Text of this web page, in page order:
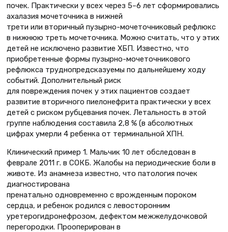
почек. Практически у всех через 5–6 лет сформировались
ахалазия мочеточника в нижней
трети или вторичный пузырно-мочеточниковый рефлюкс
в нижнюю треть мочеточника. Можно считать, что у этих
детей не исключено развитие ХБП. Известно, что
приобретенные формы пузырно-мочеточникового
рефлюкса труднопредсказуемы по дальнейшему ходу
событий. Дополнительный риск
для повреждения почек у этих пациентов создает
развитие вторичного пиелонефрита практически у всех
детей с риском рубцевания почек. Летальность в этой
группе наблюдения составила 2,8 % (в абсолютных
цифрах умерли 4 ребенка от терминальной ХПН.
Клинический пример 1. Мальчик 10 лет обследован в
феврале 2011 г. в СОКБ. Жалобы на периодические боли в
животе. Из анамнеза известно, что патология почек
диагностирована
пренатально одновременно с врожденным пороком
сердца, и ребенок родился с левосторонним
уретерогидронефрозом, дефектом межжелудочковой
перегородки. Прооперирован в